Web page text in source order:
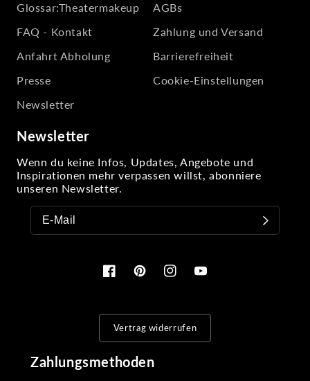
Glossar:Theatermakeup
FAQ - Kontakt
Anfahrt Abholung
Presse
Newsletter
AGBs
Zahlung und Versand
Barrierefreiheit
Cookie-Einstellungen
Newsletter
Wenn du keine Infos, Updates, Angebote und
Inspirationen mehr verpassen willst, abonniere
unseren Newsletter.
FacebookPinterestInstagramYouTube
Vertrag widerrufen
Zahlungsmethoden